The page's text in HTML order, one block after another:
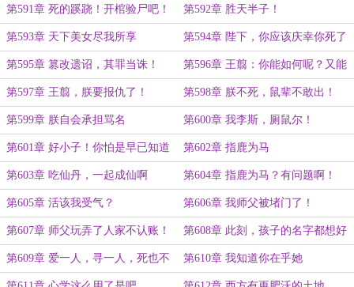
第591章 死的蹊跷！开棺验尸吧！ 第592章 胜天半子！
第593章 天下美女尽我所享 第594章 陛下，你应该庆幸你死了
第595章 篡改遗诏，其罪当诛！ 第596章 王翦：你能如何呢？又能
怎？
第597章 王翦，朕要报仇了！ 第598章 朕不死，鼠辈不敢出！
第599章 朕自会承担骂名 第600章 我李斯，厕鼠尔！
第601章 好小子！你怕是早已知道
了！
第602章 指鹿为马
第603章 吃仙丹，一起成仙啊 第604章 指鹿为马？有问题啊！
第605章 活该我受气？ 第606章 我师父被堵门了！
第607章 师父玩弄了人家不认账！ 第608章 此刻，孩子的名字都想好
了
第609章 爱一人，寻一人，死也不 第610章 我知道你在乎她